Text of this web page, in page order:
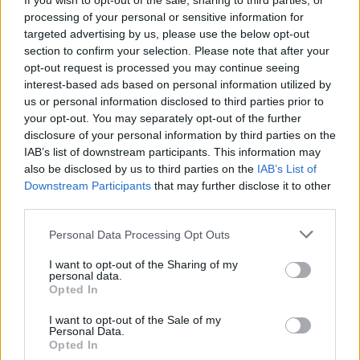
processing of your personal or sensitive information for
targeted advertising by us, please use the below opt-out
section to confirm your selection. Please note that after your
opt-out request is processed you may continue seeing
interest-based ads based on personal information utilized by
us or personal information disclosed to third parties prior to
your opt-out. You may separately opt-out of the further
disclosure of your personal information by third parties on the
IAB’s list of downstream participants. This information may
also be disclosed by us to third parties on the IAB’s List of
Downstream Participants that may further disclose it to other
Please note that this website/app uses one or more Google
not limited to your visit or usage behaviour. You may click to
grant or deny consent to Google and its third-party tags to
use your data for below specified purposes in below Google
consent section.
Personal Data Processing Opt Outs
I want to opt-out of the Sharing of my
personal data.
Opted In
I want to opt-out of the Sale of my
Personal Data.
Opted In
dit te doen, kunt u vooral de trend in het verleden van deze
effecten bestuderen. We merken op dat het
dividendrendement per aandeel momenteel 2,71% op
jaarbasis bedraagt en dat de koers van deze aandelen vorig
jaar 17,60% verloor, grotendeels als gevolg van de
gezondheidscrisis. Daarom is het noodzakelijk om wat
dieper in deze analyse te duiken.
Waar kunt u de financiële gegevens van de
AcerInox-groep raadplegen?
Zoals u wellicht weet, vereist een goede analyse van de
koers van het aandeel Acerinox een financiële analyse van
deze groep. Om dit te doen, is het noodzakelijk dat de
gepubliceerd. Om de jaar- en kwartaalresultaten te vinden,
evenals andere nuttige gegevens zoals de verschillende